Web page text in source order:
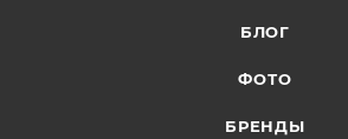
БЛОГ
ФОТО
БРЕНДЫ